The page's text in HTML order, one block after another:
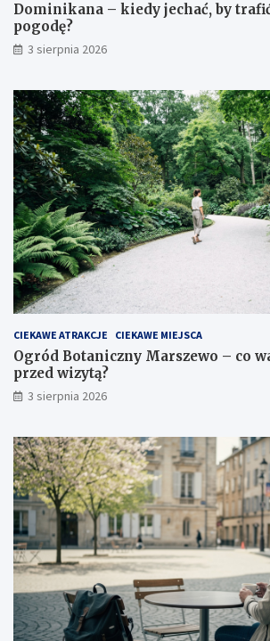
Dominikana – kiedy jechać, by
pogodę?
3 sierpnia 2026
CIEKAWE ATRAKCJE CIEKAWE MIEJSCA
Ogród Botaniczny Marszewo – co
przed wizytą?
3 sierpnia 2026